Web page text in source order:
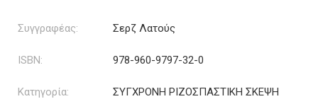
Συγγραφέας: Σερζ Λατούς
ISBN: 978-960-9797-32-0
Κατηγορία: ΣΥΓΧΡΟΝΗ ΡΙΖΟΣΠΑΣΤΙΚΗ ΣΚΕΨΗ